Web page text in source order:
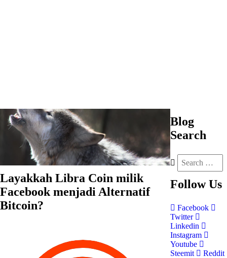
Layakkah Libra Coin milik
Facebook menjadi Alternatif
Bitcoin?
Blog
Search
Follow Us
Facebook
Twitter
Linkedin
Instagram
Youtube
Steemit
Reddit